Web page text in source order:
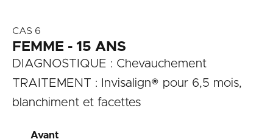
CAS 6
FEMME - 15 ANS
DIAGNOSTIQUE : Chevauchement
TRAITEMENT : Invisalign® pour 6,5 mois,
blanchiment et facettes
Avant